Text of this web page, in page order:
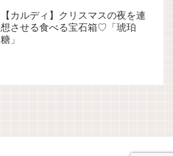
【カルディ】クリスマスの夜を連
想させる食べる宝石箱♡「琥珀
糖」